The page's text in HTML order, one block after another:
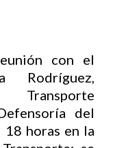
con el
Rodríguez,
del
18 horas en la